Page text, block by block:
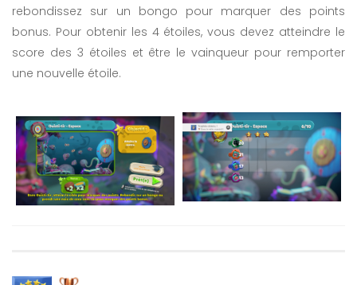
rebondissez sur un bongo pour marquer des points
bonus. Pour obtenir les 4 étoiles, vous devez atteindre le
score des 3 étoiles et être le vainqueur pour remporter
une nouvelle étoile.